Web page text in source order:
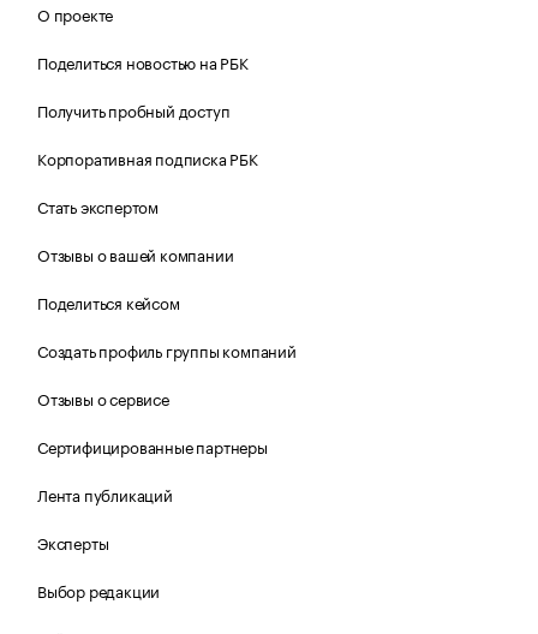
О проекте
Поделиться новостью на РБК
Получить пробный доступ
Корпоративная подписка РБК
Стать экспертом
Отзывы о вашей компании
Поделиться кейсом
Создать профиль группы компаний
Отзывы о сервисе
Сертифицированные партнеры
Лента публикаций
Эксперты
Выбор редакции